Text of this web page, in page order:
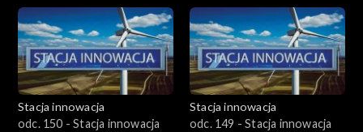
Stacja innowacja
odc. 150 - Stacja innowacja
Stacja innowacja
odc. 149 - Stacja innowacja